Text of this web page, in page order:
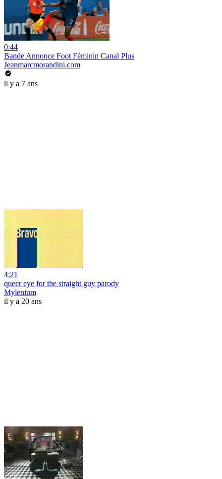
0:44
Bande Annonce Foot Féminin Canal Plus
Jeanmarcmorandini.com
il y a 7 ans
4:21
queer eye for the straight guy parody
Mylenium
il y a 20 ans